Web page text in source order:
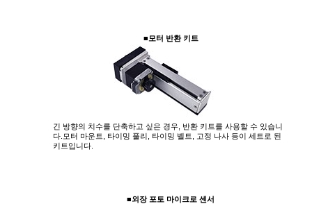
■모터 반환 키트
긴 방향의 치수를 단축하고 싶은 경우, 반환 키트를 사용할 수 있습니
다.모터 마운트, 타이밍 풀리, 타이밍 벨트, 고정 나사 등이 세트로 된
키트입니다.
■외장 포토 마이크로 센서